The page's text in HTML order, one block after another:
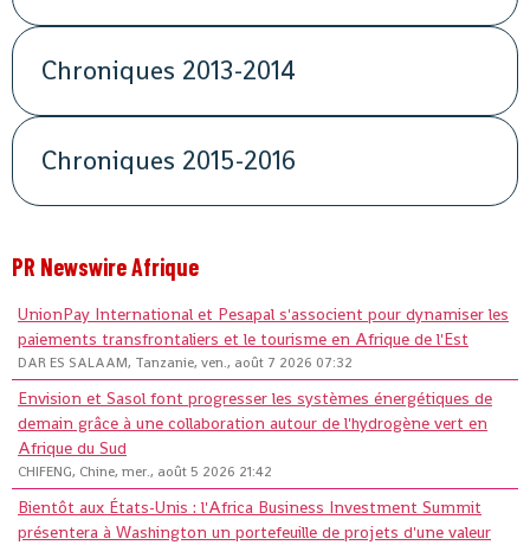
Chroniques 2013-2014
Chroniques 2015-2016
PR Newswire Afrique
UnionPay International et Pesapal s'associent pour dynamiser les
paiements transfrontaliers et le tourisme en Afrique de l'Est
DAR ES SALAAM, Tanzanie, ven., août 7 2026 07:32
Envision et Sasol font progresser les systèmes énergétiques de
demain grâce à une collaboration autour de l'hydrogène vert en
Afrique du Sud
CHIFENG, Chine, mer., août 5 2026 21:42
Bientôt aux États-Unis : l'Africa Business Investment Summit
présentera à Washington un portefeuille de projets d'une valeur